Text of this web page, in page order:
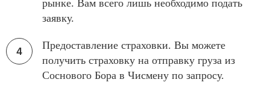
рынке. Вам всего лишь необходимо подать
заявку.
Предоставление страховки. Вы можете
получить страховку на отправку груза из
Соснового Бора в Чисмену по запросу.